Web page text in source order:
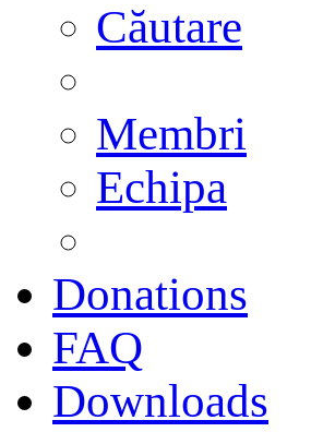
Căutare
Membri
Echipa
Donations
FAQ
Downloads